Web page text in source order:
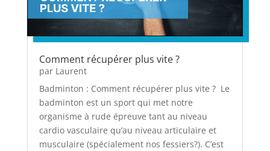
Comment récupérer plus vite ?
par Laurent
Badminton : Comment récupérer plus vite ? Le
badminton est un sport qui met notre
organisme à rude épreuve tant au niveau
cardio vasculaire qu’au niveau articulaire et
musculaire (spécialement nos fessiers?). C’est